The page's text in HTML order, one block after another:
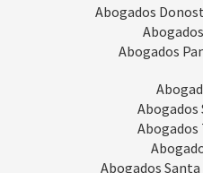
Abogados
Abogados
Abogados
Abogados
Abogados